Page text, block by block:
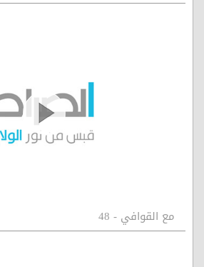
مع القوافي - 48